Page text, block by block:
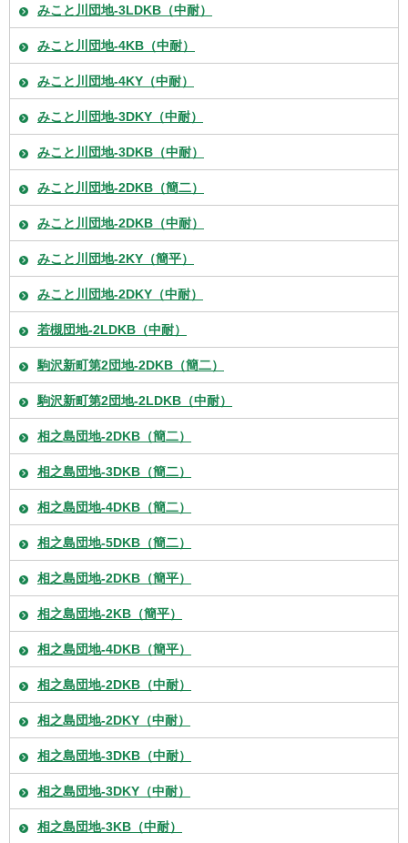
みこと川団地-3LDKB（中耐）
みこと川団地-4KB（中耐）
みこと川団地-4KY（中耐）
みこと川団地-3DKY（中耐）
みこと川団地-3DKB（中耐）
みこと川団地-2DKB（簡二）
みこと川団地-2DKB（中耐）
みこと川団地-2KY（簡平）
みこと川団地-2DKY（中耐）
若槻団地-2LDKB（中耐）
駒沢新町第2団地-2DKB（簡二）
駒沢新町第2団地-2LDKB（中耐）
相之島団地-2DKB（簡二）
相之島団地-3DKB（簡二）
相之島団地-4DKB（簡二）
相之島団地-5DKB（簡二）
相之島団地-2DKB（簡平）
相之島団地-2KB（簡平）
相之島団地-4DKB（簡平）
相之島団地-2DKB（中耐）
相之島団地-2DKY（中耐）
相之島団地-3DKB（中耐）
相之島団地-3DKY（中耐）
相之島団地-3KB（中耐）